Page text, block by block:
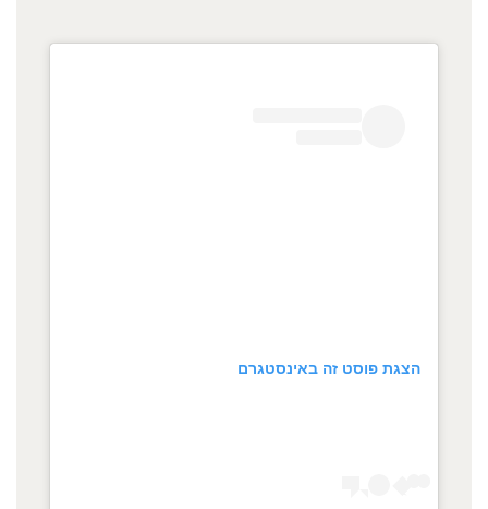
הצגת פוסט זה באינסטגרם